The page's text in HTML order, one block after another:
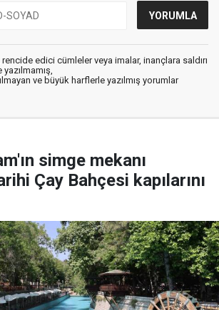
edici cümleler veya imalar, inançlara saldırı
ve büyük harflerle yazılmış yorumlar
simge mekanı
Çay Bahçesi kapılarını